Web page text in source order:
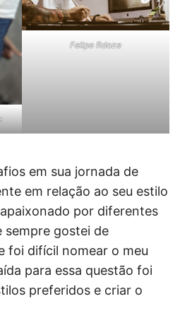
Felipe Rdoze
em sua jornada de
em relação ao seu estilo
por diferentes
sempre gostei de
foi difícil nomear o meu
para essa questão foi
preferidos e criar o